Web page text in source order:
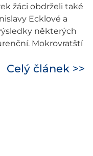
žáci obdrželi také
Ecklové a
některých
Mokrovratští
Celý článek >>